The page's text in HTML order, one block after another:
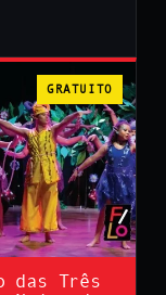
GRATUITO
das Três